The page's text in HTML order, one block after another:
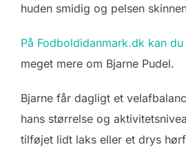
huden smidig og pelsen
På Fodboldidanmark.dk kan du
meget mere om Bjarne Pudel.
Bjarne får dagligt et
hans størrelse og
tilføjet lidt laks eller et drys